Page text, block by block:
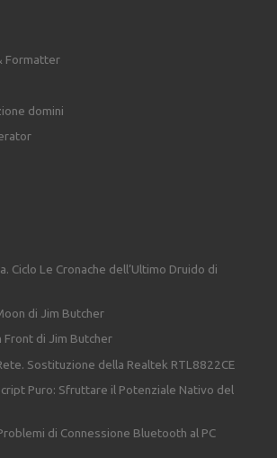
Formatter
domini
Ciclo Le Cronache dell’Ultimo Druido di
di Jim Butcher
Front di Jim Butcher
Sostituzione della Realtek RTL8822CE
Puro: Sfruttare il Potenziale Nativo del
di Connessione Bluetooth al PC